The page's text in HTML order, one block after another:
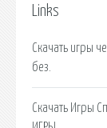
Links
Скачать игры
без.
Скачать Игры